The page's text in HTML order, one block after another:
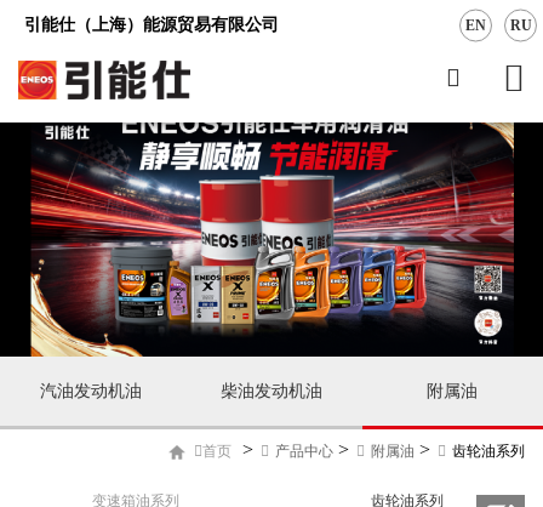
引能仕（上海）能源贸易有限公司 EN RU
汽油发动机油 柴油发动机油 附属油
首页 > 产品中心 > 附属油 > 齿轮油系列
变速箱油系列 齿轮油系列